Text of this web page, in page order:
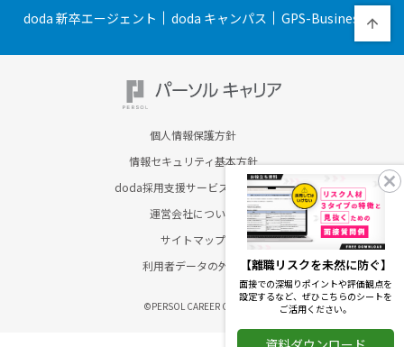
doda 新卒エージェント
doda キャンパス GPS-Business
個人情報保護方針
情報セキュリティ基本方針
doda採用支援サービスのご案内
運営会社について
サイトマップ
利用者データの外部送信
©PERSOL CAREER CO., LTD.
【離職リスクを未然に防ぐ】
面接での深堀りポイントや評価観点を
設定するなど、ぜひこちらのシートを
ご活用ください。